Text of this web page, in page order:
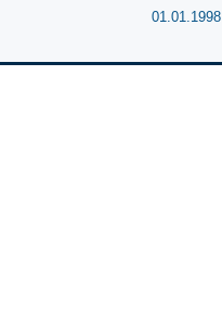
01.01.1998